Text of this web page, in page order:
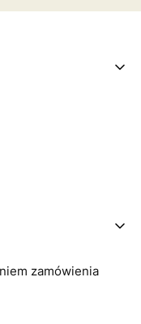
zamówienia